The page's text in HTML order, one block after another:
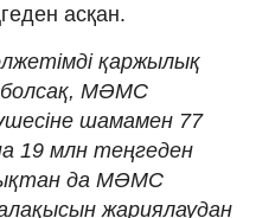
асқан.
қаржылық
болсақ, МӘМС
шамамен 77
19 млн теңгеден
да МӘМС
жариялаудан